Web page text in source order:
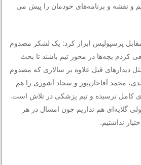
و نقشه و برنامه‌های خودمان را پیش می
پرسپولیس ابراز کرد: یک لشکر مصدوم
کردم بچه‌ها در محور تیم باشند تا بحث
دیدارهای قبل علاوه بر سالاری که مصدوم
محمد آقاجان‌پور و سجاد آشوری را هم
کامل نرسیده و تیم پزشکی در تلاش است.
گلایه‌ای هم نداریم چون امسال در هر